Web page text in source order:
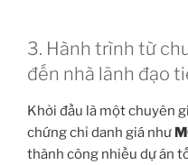
3. Hành trình từ
đến nhà lãnh đạo
Khởi đầu là một chuyên
chứng chỉ danh giá như
thành công nhiều dự án